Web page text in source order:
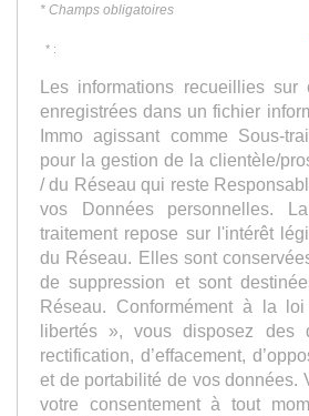
* Champs obligatoires
* :
Les informations recueillies sur
enregistrées dans un fichier
Immo agissant comme Sous-
pour la gestion de la clientèle/
/ du Réseau qui reste
vos Données personnelles.
traitement repose sur l'intérêt
du Réseau. Elles sont
de suppression et sont
Réseau. Conformément à la
libertés », vous disposez des
rectification, d’effacement,
et de portabilité de vos données.
votre consentement à tout